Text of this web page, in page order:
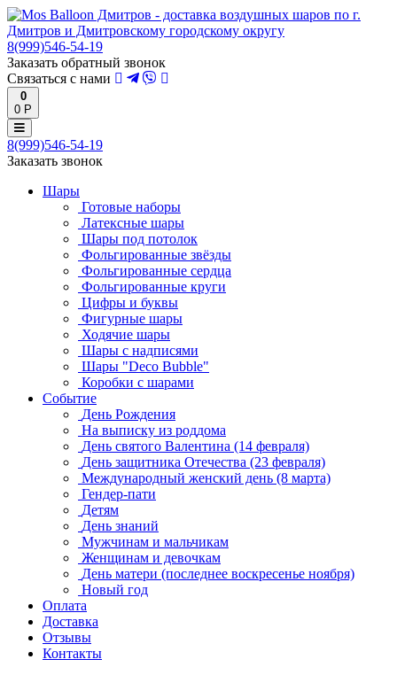
8(999)546-54-19
Заказать обратный звонок
Связаться с нами
0
0 Р
8(999)546-54-19
Заказать звонок
Шары
Готовые наборы
Латексные шары
Шары под потолок
Фольгированные звёзды
Фольгированные сердца
Фольгированные круги
Цифры и буквы
Фигурные шары
Ходячие шары
Шары с надписями
Шары "Deco Bubble"
Коробки с шарами
Событие
День Рождения
На выписку из роддома
День святого Валентина (14 февраля)
День защитника Отечества (23 февраля)
Международный женский день (8 марта)
Гендер-пати
Детям
День знаний
Мужчинам и мальчикам
Женщинам и девочкам
День матери (последнее воскресенье ноября)
Новый год
Оплата
Доставка
Отзывы
Контакты